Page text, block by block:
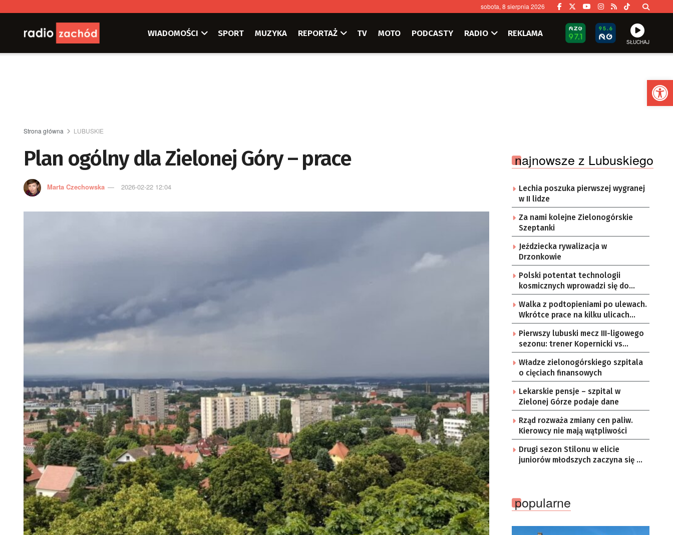
sobota, 8 sierpnia 2026
WIADOMOŚCI SPORT MUZYKA REPORTAŻ TV MOTO PODCASTY RADIO REKLAMA
SŁUCHAJ
Strona główna LUBUSKIE
Plan ogólny dla Zielonej Góry – prace
Marta Czechowska 2026-02-22 12:04
najnowsze z Lubuskiego
Lechia poszuka pierwszej wygranej
w II lidze
Za nami kolejne Zielonogórskie
Szeptanki
Jeździecka rywalizacja w
Drzonkowie
Polski potentat technologii
kosmicznych wprowadzi się do
Zielonej Góry
Walka z podtopieniami po ulewach.
Wkrótce prace na kilku ulicach
Gorzowa
Pierwszy lubuski mecz III-ligowego
sezonu: trener Kopernicki vs
starzy znajomi
Władze zielonogórskiego szpitala
o cięciach finansowych
Lekarskie pensje – szpital w
Zielonej Górze podaje dane
Rząd rozważa zmiany cen paliw.
Kierowcy nie mają wątpliwości
Drugi sezon Stilonu w elicie
juniorów młodszych zaczyna się w
popularne